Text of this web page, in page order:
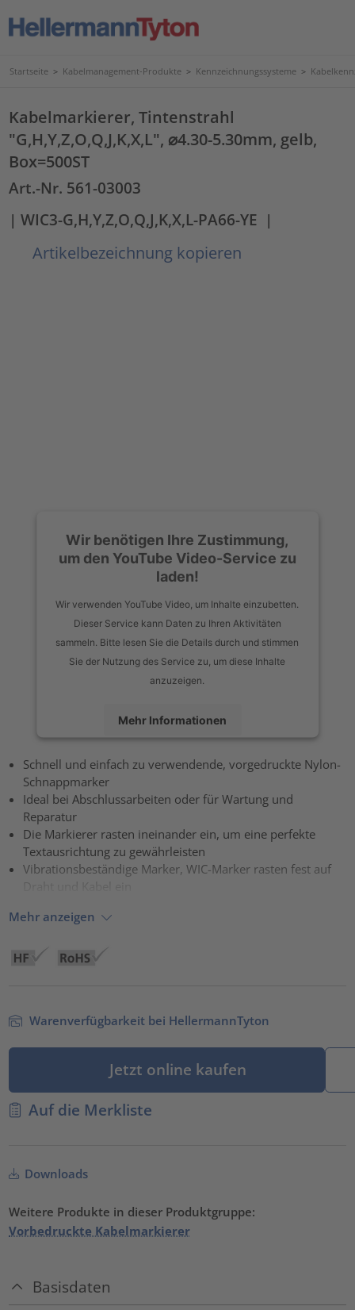
Startseite > Kabelmanagement-Produkte > Kennzeichnungssysteme >
Kabelmarkierer, Tintenstrahl
"G,H,Y,Z,O,Q,J,K,X,L", ⌀4.30-5.30mm, gelb,
Box=500ST
Art.-Nr. 561-03003
| WIC3-G,H,Y,Z,O,Q,J,K,X,L-PA66-YE |
Artikelbezeichnung kopieren
Wir benötigen Ihre Zustimmung,
um den YouTube Video-Service zu
laden!
Wir verwenden YouTube Video, um Inhalte einzubetten.
Dieser Service kann Daten zu Ihren Aktivitäten
sammeln. Bitte lesen Sie die Details durch und stimmen
Sie der Nutzung des Service zu, um diese Inhalte
anzuzeigen.
Mehr Informationen
Akzeptieren
powered by
Schnell und einfach zu verwendende, vorgedruckte Nylon-
Schnappmarker
Ideal bei Abschlussarbeiten oder für Wartung und
Reparatur
Die Markierer rasten ineinander ein, um eine perfekte
Textausrichtung zu gewährleisten
Vibrationsbeständige Marker, WIC-Marker rasten fest auf
Mehr anzeigen
Warenverfügbarkeit bei HellermannTyton
Jetzt online kaufen
Auf die Merkliste
Downloads
Weitere Produkte in dieser Produktgruppe:
Vorbedruckte Kabelmarkierer
Basisdaten